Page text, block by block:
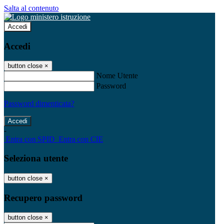
Salta al contenuto
Accedi
Accedi
button close ×
Nome Utente
Password
Password dimenticata?
-
Entra con SPID Entra con CIE
Seleziona utente
button close ×
Recupero password
button close ×